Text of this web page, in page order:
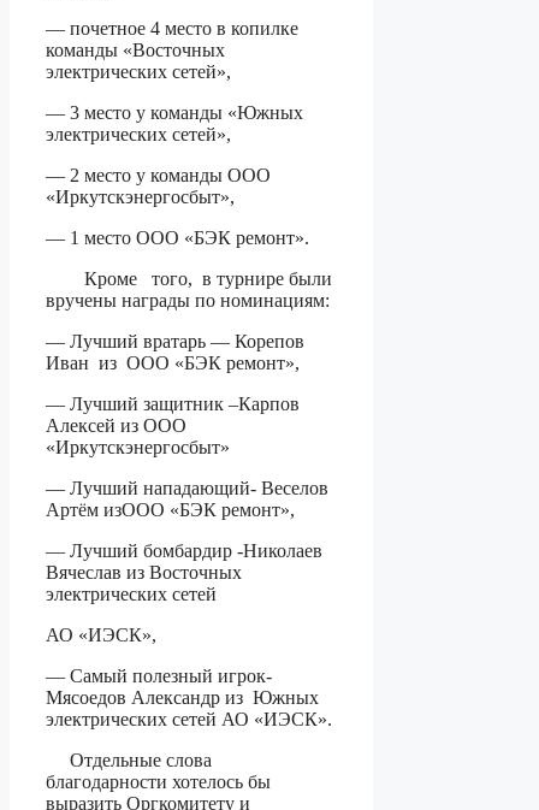
— почетное 4 место в копилке
команды «Восточных
электрических сетей»,
— 3 место у команды «Южных
электрических сетей»,
— 2 место у команды ООО
«Иркутскэнергосбыт»,
— 1 место ООО «БЭК ремонт».
Кроме того, в турнире были
вручены награды по номинациям:
— Лучший вратарь — Корепов
Иван из ООО «БЭК ремонт»,
— Лучший защитник –Карпов
Алексей из ООО
«Иркутскэнергосбыт»
— Лучший нападающий- Веселов
Артём изООО «БЭК ремонт»,
— Лучший бомбардир -Николаев
Вячеслав из Восточных
электрических сетей
АО «ИЭСК»,
— Самый полезный игрок-
Мясоедов Александр из Южных
электрических сетей АО «ИЭСК».
Отдельные слова
благодарности хотелось бы
выразить Оргкомитету и